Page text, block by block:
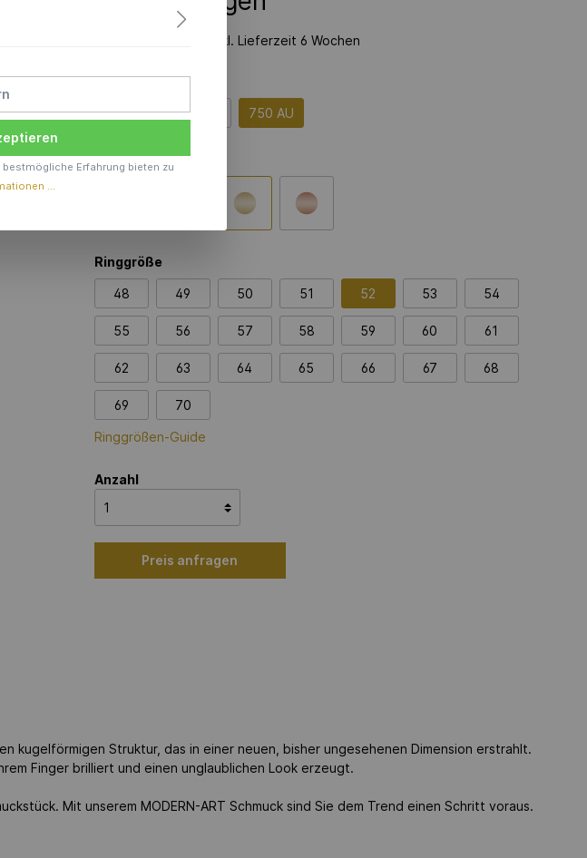
Produktionszeit inkl. Lieferzeit 6 Wochen
Material
925 AG 585 AU 750 AU
Farbe
Ringgröße
48 49 50 51 52 53 54
55 56 57 58 59 60 61
62 63 64 65 66 67 68
69 70
Ringgrößen-Guide
Anzahl
Preis anfragen
kugelförmigen Struktur, das in einer neuen, bisher ungesehenen Dimension erstrahlt.
Finger brilliert und einen unglaublichen Look erzeugt.
Mit unserem MODERN-ART Schmuck sind Sie dem Trend einen Schritt voraus.
Erfahrung bieten zu
...